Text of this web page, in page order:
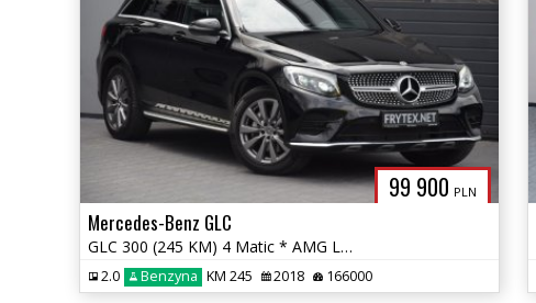
99 900 PLN
Mercedes-Benz GLC
GLC 300 (245 KM) 4 Matic * AMG Line * Serwis ASO * Gwarancja *
2.0 Benzyna KM 245 2018 166000